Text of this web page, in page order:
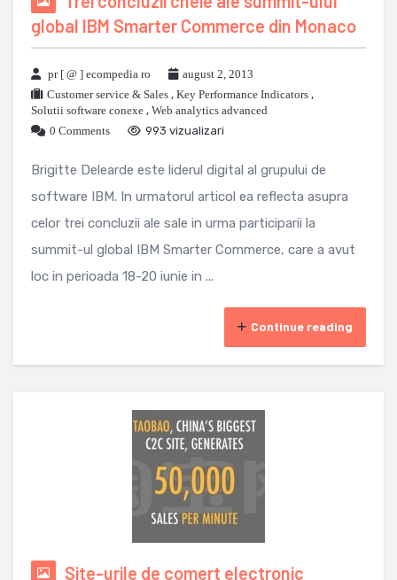
global IBM Smarter Commerce din Monaco
pr [ @ ] ecompedia ro
august 2, 2013
Customer service & Sales , Key Performance Indicators ,
Solutii software conexe , Web analytics advanced
0 Comments
993 vizualizari
Brigitte Delearde este liderul digital al grupului de
software IBM. In urmatorul articol ea reflecta asupra
celor trei concluzii ale sale in urma participarii la
summit-ul global IBM Smarter Commerce, care a avut
loc in perioada 18-20 iunie in ...
Continue reading
Site-urile de comert electronic